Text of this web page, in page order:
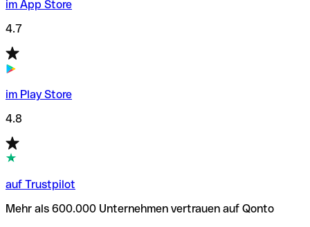
im App Store
4.7
im Play Store
4.8
auf Trustpilot
Mehr als 600.000 Unternehmen vertrauen auf Qonto